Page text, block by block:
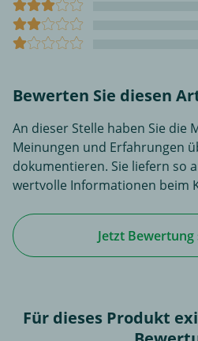
Bewerten Sie diesen
An dieser Stelle haben Sie die
Meinungen und Erfahrungen
dokumentieren. Sie liefern so
wertvolle Informationen beim
Jetzt
Für dieses Produkt